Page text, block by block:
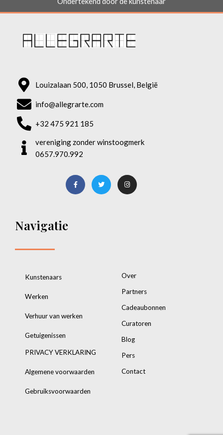
Louizalaan 500, 1050 Brussel, België
info@allegrarte.com
+32 475 921 185
vereniging zonder winstoogmerk
0657.970.992
Navigatie
Kunstenaars
Werken
Verhuur van werken
Getuigenissen
PRIVACY VERKLARING
Algemene voorwaarden
Gebruiksvoorwaarden
Over
Partners
Cadeaubonnen
Curatoren
Blog
Pers
Contact